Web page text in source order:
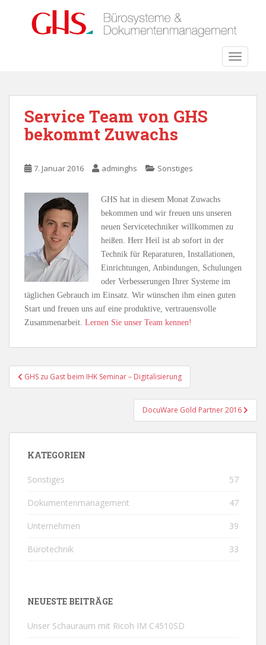
Service Team von GHS
bekommt Zuwachs
7. Januar 2016 adminghs Sonstiges
GHS hat in diesem Monat Zuwachs
bekommen und wir freuen uns unseren
neuen Servicetechniker willkommen zu
heißen. Herr Heil ist ab sofort in der
Technik für Reparaturen, Installationen,
Einrichtungen, Anbindungen, Schulungen
oder Verbesserungen Ihrer Systeme im
täglichen Gebrauch im Einsatz. Wir wünschen ihm einen guten
Start und freuen uns auf eine produktive, vertrauensvolle
Zusammenarbeit. Lernen Sie unser Team kennen!
Beitragsnavigation
GHS zu Gast beim IHK Seminar – Digitalisierung
DocuWare Gold Partner 2016
KATEGORIEN
Sonstiges 57
Dokumentenmanagement 47
Unternehmen 39
Bürotechnik 33
NEUESTE BEITRÄGE
Unser Schauraum mit Ricoh IM C4510SD